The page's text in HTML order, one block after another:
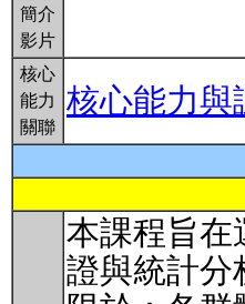
簡介
影片
核心
能力
關聯
核心能力與
本課程旨在
證與統計分